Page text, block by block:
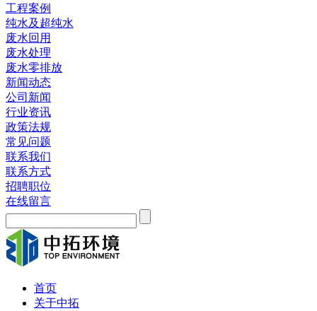
工程案例
纯水及超纯水
废水回用
废水处理
废水零排放
新闻动态
公司新闻
行业资讯
政策法规
常见问题
联系我们
联系方式
招聘职位
在线留言
首页
关于中拓